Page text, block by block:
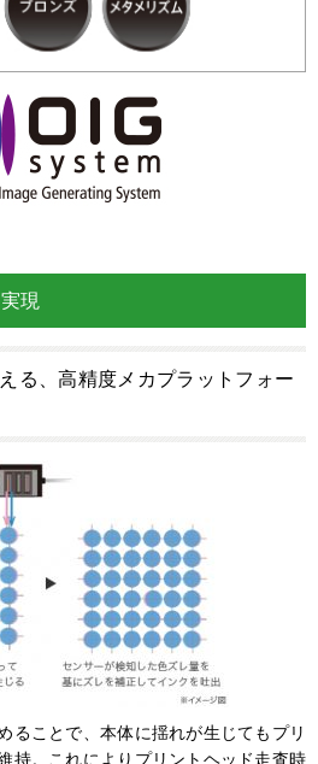
現
る、高精度メカプラットフォー
ることで、本体に揺れが生じてもプリ
持。これによりプリントヘッド走査時